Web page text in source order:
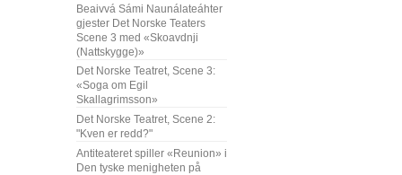
Beaivvá Sámi Naunálateáhter
gjester Det Norske Teaters
Scene 3 med «Skoavdnji
(Nattskygge)»
Det Norske Teatret, Scene 3:
«Soga om Egil
Skallagrimsson»
Det Norske Teatret, Scene 2:
"Kven er redd?"
Antiteateret spiller «Reunion» i
Den tyske menigheten på